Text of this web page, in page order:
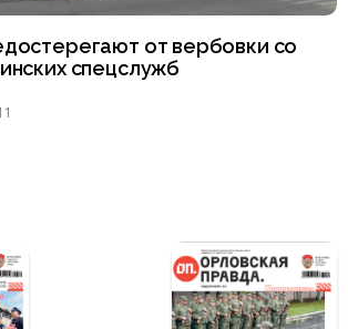
от вербовки со
спецслужб